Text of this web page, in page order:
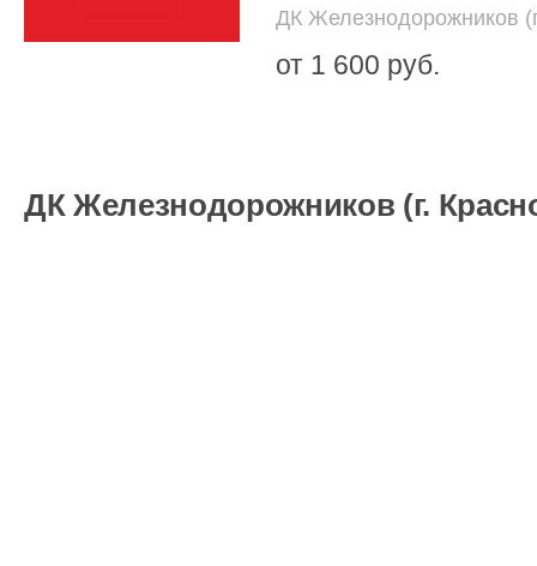
ДК Железнодорожников
от 1 600 руб.
ДК Железнодорожников (г.